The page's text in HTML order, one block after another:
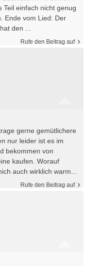
Teil einfach nicht genug
Ende vom Lied: Der
den ...
Rufe den Beitrag auf
gerne gemütlichere
nur leider ist es im
bekommen von
kaufen. Worauf
auch wirklich warm...
Rufe den Beitrag auf